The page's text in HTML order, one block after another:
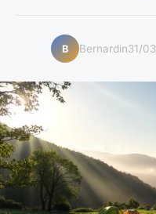
B Bernardin31/